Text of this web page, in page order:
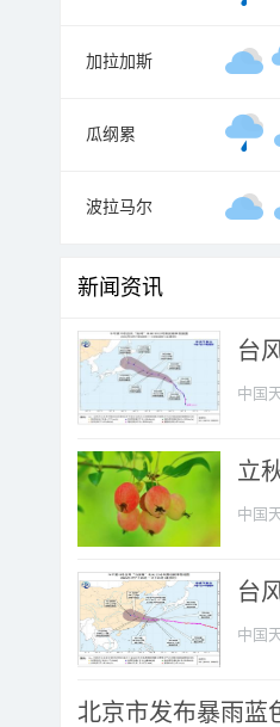
加拉加斯
瓜纲累
波拉马尔
新闻资讯
台
中国
立
中国
台
中国
北京市发布暴雨蓝